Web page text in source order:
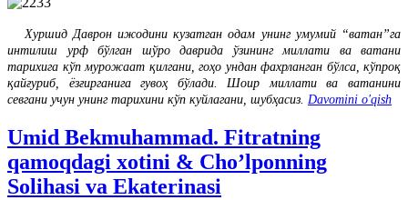
Хуршид Даврон ижодини кузатган одам унинг умумий “ватан”га
интилиш урф бўлган шўро даврида ўзининг миллати ва ватани
тарихига кўп мурожаат қилгани, гоҳо ундан фахрланган бўлса, кўпроқ
қайғуриб, ёзғирганига гувоҳ бўлади. Шоир миллати ва ватанини
севгани учун унинг тарихини кўп куйлагани, шубҳасиз. Davomini o'qish
Umid Bekmuhammad. Fitratning
qamoqdagi xotini & Cho’lponning
Solihasi va Ekaterinasi